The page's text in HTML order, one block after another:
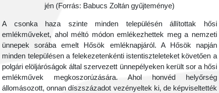
jén (Forrás: Babucs Zoltán gyűjteménye)
A csonka haza szinte minden településén állítottak hősi
emlékműveket, ahol méltó módon emlékezhettek meg a nemzeti
ünnepek sorába emelt Hősök emléknapjáról. A Hősök napján
minden településen a felekezetenkénti istentiszteleteket követően a
polgári elöljáróságok által szervezett ünnepélyeken került sor a hősi
emlékművek megkoszorúzására. Ahol honvéd helyőrség
állomásozott, onnan díszszázadot vezényeltek ki, de képviseltették